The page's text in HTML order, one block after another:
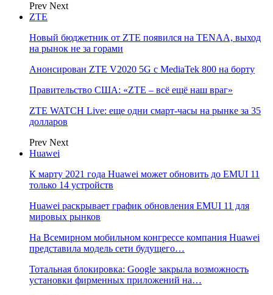
Prev Next
ZTE
Новый бюджетник от ZTE появился на TENAA, выход
на рынок не за горами
Анонсирован ZTE V2020 5G с MediaTek 800 на борту
Правительство США: «ZTE – всё ещё наш враг»
ZTE WATCH Live: еще одни смарт-часы на рынке за 35
долларов
Prev Next
Huawei
К марту 2021 года Huawei может обновить до EMUI 11
только 14 устройств
Huawei раскрывает график обновления EMUI 11 для
мировых рынков
На Всемирном мобильном конгрессе компания Huawei
представила модель сети будущего…
Тотальная блокировка: Google закрыла возможность
установки фирменных приложений на…